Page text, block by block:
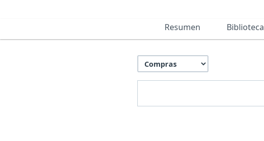
Resumen Biblioteca